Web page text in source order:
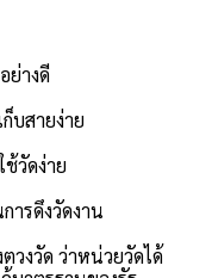
ย่างดี
บสายง่าย
วัดง่าย
ารดึงวัดงาน
วงวัด ว่าหน่วยวัดได้